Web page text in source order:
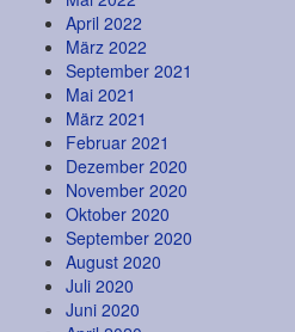
April 2022
März 2022
September 2021
Mai 2021
März 2021
Februar 2021
Dezember 2020
November 2020
Oktober 2020
September 2020
August 2020
Juli 2020
Juni 2020